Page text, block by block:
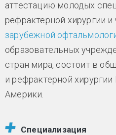
аттестацию молодых
рефрактерной хирургии и
зарубежной
образовательных
стран мира, состоит в
и рефрактерной
Америки.
Специализация